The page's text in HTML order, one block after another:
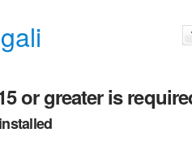
or greater is